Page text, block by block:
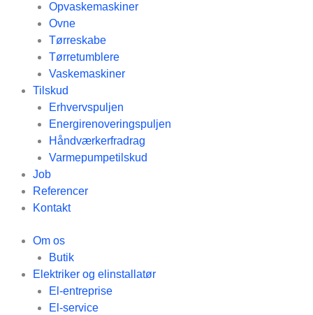
Opvaskemaskiner
Ovne
Tørreskabe
Tørretumblere
Vaskemaskiner
Tilskud
Erhvervspuljen
Energirenoveringspuljen
Håndværkerfradrag
Varmepumpetilskud
Job
Referencer
Kontakt
Om os
Butik
Elektriker og elinstallatør
El-entreprise
El-service